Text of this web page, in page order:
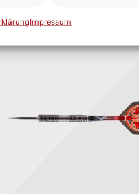
Impressum